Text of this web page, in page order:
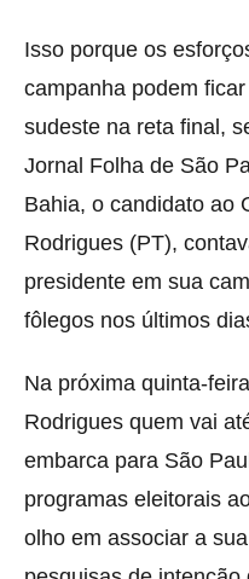
Isso porque os
campanha podem
sudeste na reta final,
Jornal Folha de São
Bahia, o candidato ao
Rodrigues (PT),
presidente em sua
fôlegos nos últimos
Na próxima quinta-
Rodrigues quem vai
embarca para São
programas eleitorais
olho em associar a